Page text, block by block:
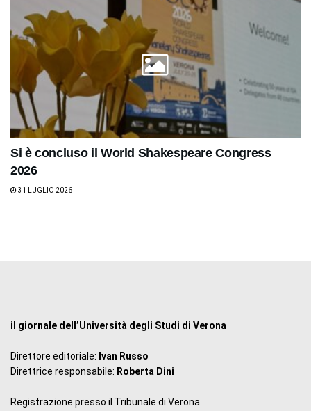
Si è concluso il World Shakespeare Congress
2026
31 LUGLIO 2026
il giornale dell’Università degli Studi di Verona
Direttore editoriale: Ivan Russo
Direttrice responsabile: Roberta Dini
Registrazione presso il Tribunale di Verona